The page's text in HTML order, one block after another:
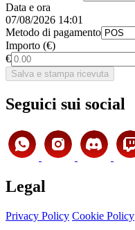
Data e ora
07/08/2026 14:01
Metodo di pagamento
Importo (€)
€
Salva e stampa ricevuta
Seguici sui social
Legal
Privacy Policy Cookie Policy